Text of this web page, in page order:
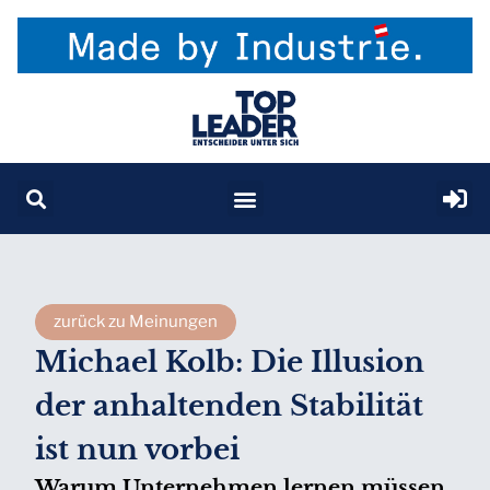
zurück zu Meinungen
Michael Kolb: Die Illusion
der anhaltenden Stabilität
ist nun vorbei